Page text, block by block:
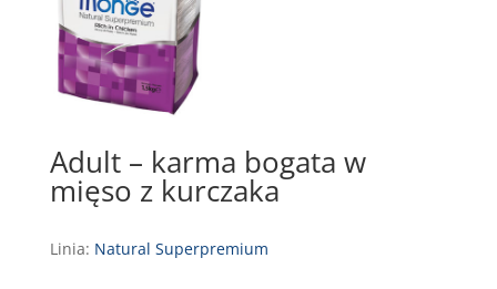
Adult – karma bogata w
mięso z kurczaka
Linia: Natural Superpremium